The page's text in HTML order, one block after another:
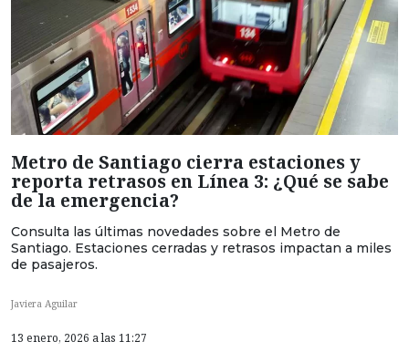
Metro de Santiago cierra estaciones y
reporta retrasos en Línea 3: ¿Qué se sabe
de la emergencia?
Consulta las últimas novedades sobre el Metro de
Santiago. Estaciones cerradas y retrasos impactan a miles
de pasajeros.
Javiera Aguilar
13 enero, 2026 a las 11:27